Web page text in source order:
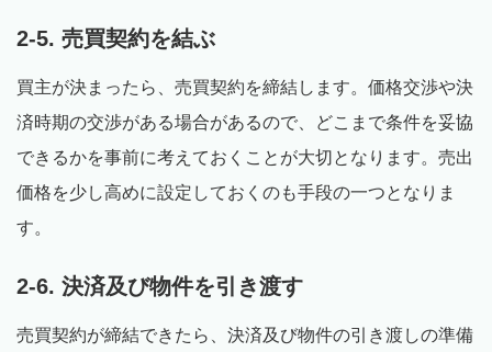
2-5. 売買契約を結ぶ
買主が決まったら、売買契約を締結します。価格交渉や決
済時期の交渉がある場合があるので、どこまで条件を妥協
できるかを事前に考えておくことが大切となります。売出
価格を少し高めに設定しておくのも手段の一つとなりま
す。
2-6. 決済及び物件を引き渡す
売買契約が締結できたら、決済及び物件の引き渡しの準備